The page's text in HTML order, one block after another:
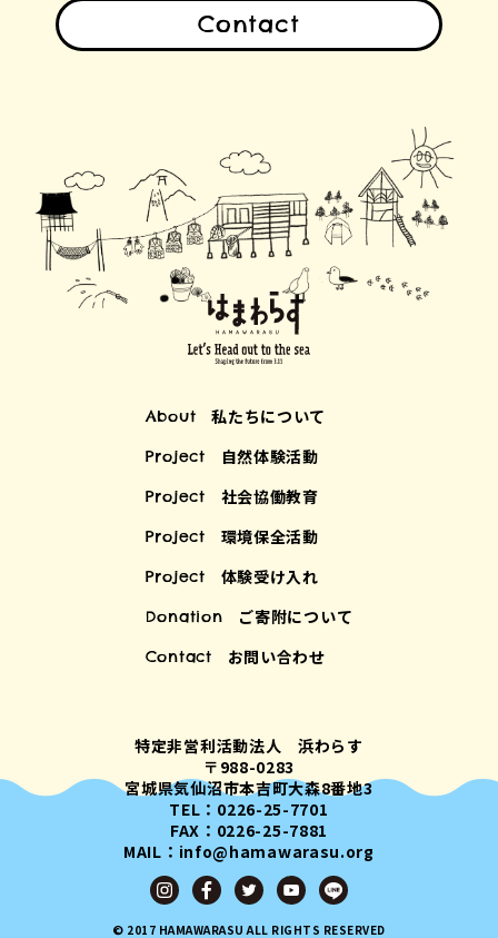
Contact
About 私たちについて
Project 自然体験活動
Project 社会協働教育
Project 環境保全活動
Project 体験受け入れ
Donation ご寄附について
Contact お問い合わせ
特定非営利活動法人 浜わらす
〒988-0283
宮城県気仙沼市本吉町大森8番地3
TEL：0226-25-7701
FAX：0226-25-7881
MAIL：info@hamawarasu.org
© 2017 HAMAWARASU ALL RIGHTS RESERVED